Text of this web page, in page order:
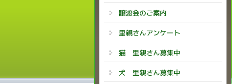
譲渡会のご案内
里親さんアンケート
猫 里親さん募集中
犬 里親さん募集中